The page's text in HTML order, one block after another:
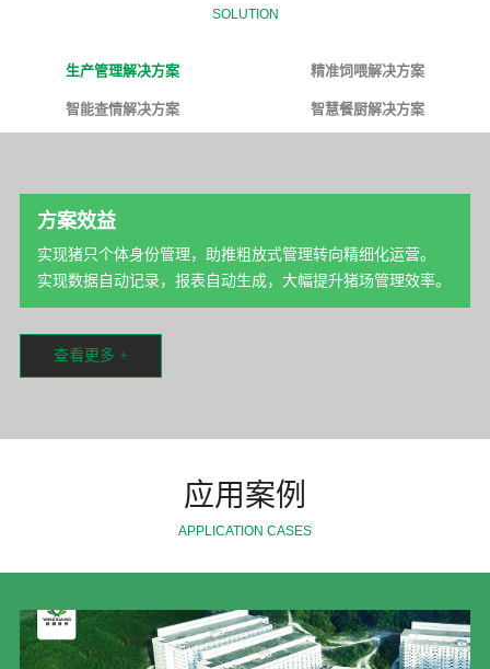
SOLUTION
生产管理解决方案 精准饲喂解决方案
智能查情解决方案 智慧餐厨解决方案
方案效益
实现猪只个体身份管理，助推粗放式管理转向精细化运营。
实现数据自动记录，报表自动生成，大幅提升猪场管理效率。
查看更多 +
应用案例
APPLICATION CASES